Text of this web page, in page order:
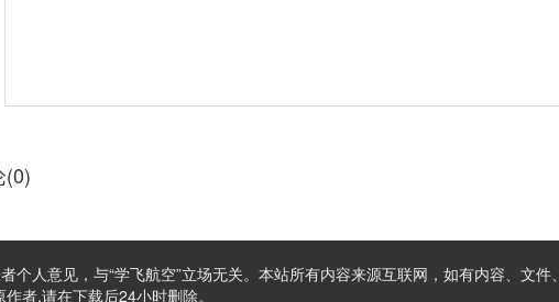
(0)
人意见，与“学飞航空”立场无关。本站所有内容来源互联网，如有内容、文
者,请在下载后24小时删除。